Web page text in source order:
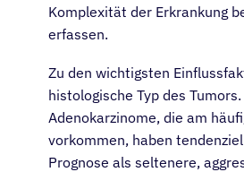
Komplexität der Erkrankung
erfassen.
Zu den wichtigsten
histologische Typ des
Adenokarzinome, die am
vorkommen, haben
Prognose als seltenere,